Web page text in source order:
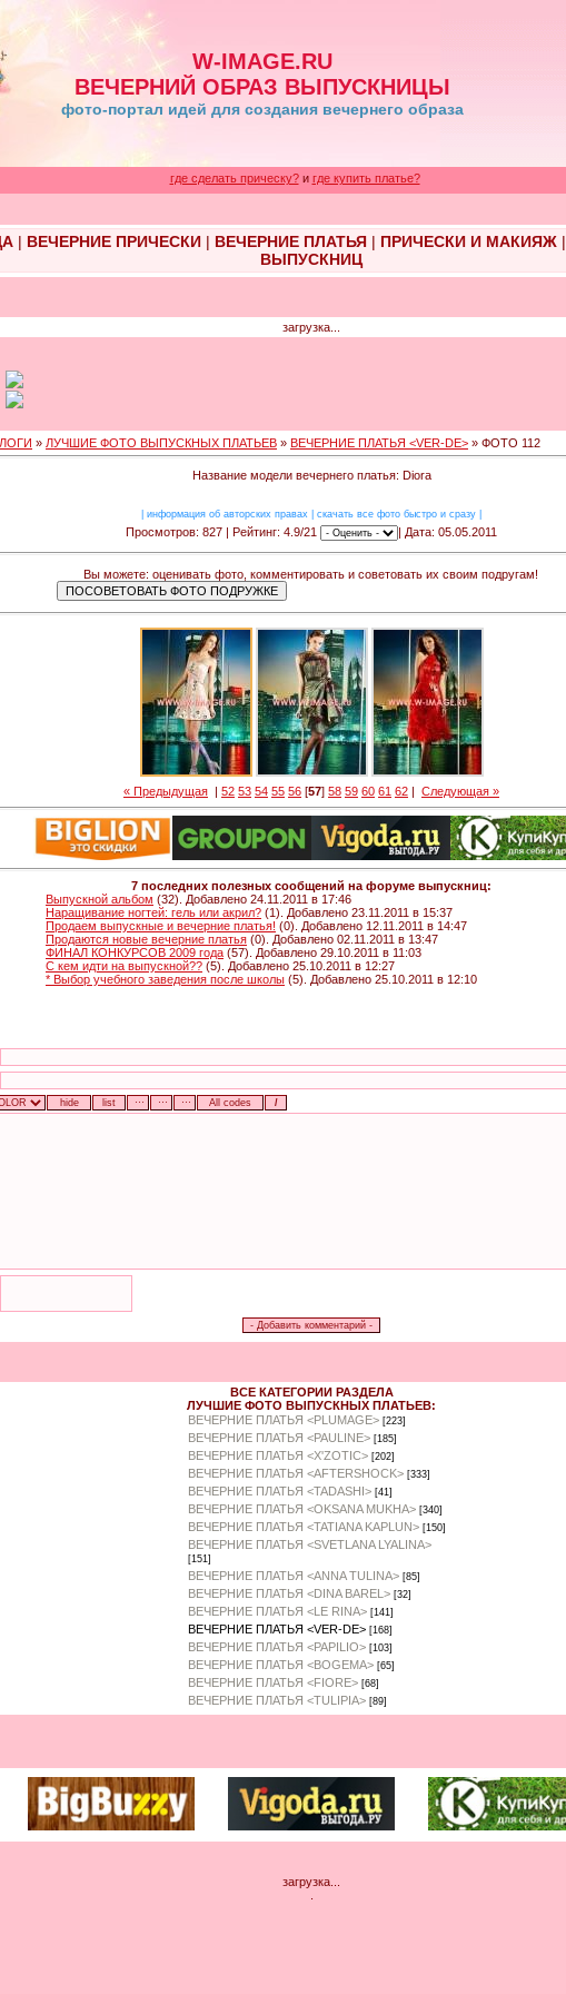
W-IMAGE.RU
ВЕЧЕРНИЙ ОБРАЗ ВЫПУСКНИЦЫ
фото-портал идей для создания вечернего образа
где сделать прическу?и где купить платье?
| ВЕЧЕРНИЕ ПРИЧЕСКИ| ВЕЧЕРНИЕ ПЛАТЬЯ| ПРИЧЕСКИ И МАКИЯЖ|
ВЫПУСКНИЦ
загрузка...
» ЛУЧШИЕ ФОТО ВЫПУСКНЫХ ПЛАТЬЕВ » ВЕЧЕРНИЕ ПЛАТЬЯ <VER-DE> » ФОТО 112
Название модели вечернего платья: Diora
информация об авторских правах скачать все фото быстро и сразу
Просмотров: 827 | Рейтинг: 4.9/21 | Дата: 05.05.2011
Вы можете: оценивать фото, комментировать и советовать их своим подругам!
« Предыдущая | 52 53 54 55 56 [57] 58 59 60 61 62 | Следующая »
7 последних полезных сообщений на форуме выпускниц:
Выпускной альбом (32). Добавлено 24.11.2011 в 17:46
Наращивание ногтей: гель или акрил? (1). Добавлено 23.11.2011 в 15:37
Продаем выпускные и вечерние платья! (0). Добавлено 12.11.2011 в 14:47
Продаются новые вечерние платья (0). Добавлено 02.11.2011 в 13:47
ФИНАЛ КОНКУРСОВ 2009 года (57). Добавлено 29.10.2011 в 11:03
С кем идти на выпускной?? (5). Добавлено 25.10.2011 в 12:27
* Выбор учебного заведения после школы (5). Добавлено 25.10.2011 в 12:10
ВСЕ КАТЕГОРИИ РАЗДЕЛА
ЛУЧШИЕ ФОТО ВЫПУСКНЫХ ПЛАТЬЕВ:
ВЕЧЕРНИЕ ПЛАТЬЯ <PLUMAGE> [223]
ВЕЧЕРНИЕ ПЛАТЬЯ <PAULINE> [185]
ВЕЧЕРНИЕ ПЛАТЬЯ <X'ZOTIC> [202]
ВЕЧЕРНИЕ ПЛАТЬЯ <AFTERSHOCK> [333]
ВЕЧЕРНИЕ ПЛАТЬЯ <TADASHI> [41]
ВЕЧЕРНИЕ ПЛАТЬЯ <OKSANA MUKHA> [340]
ВЕЧЕРНИЕ ПЛАТЬЯ <TATIANA KAPLUN> [150]
ВЕЧЕРНИЕ ПЛАТЬЯ <SVETLANA LYALINA>
[151]
ВЕЧЕРНИЕ ПЛАТЬЯ <ANNA TULINA> [85]
ВЕЧЕРНИЕ ПЛАТЬЯ <DINA BAREL> [32]
ВЕЧЕРНИЕ ПЛАТЬЯ <LE RINA> [141]
ВЕЧЕРНИЕ ПЛАТЬЯ <VER-DE> [168]
ВЕЧЕРНИЕ ПЛАТЬЯ <PAPILIO> [103]
ВЕЧЕРНИЕ ПЛАТЬЯ <BOGEMA> [65]
ВЕЧЕРНИЕ ПЛАТЬЯ <FIORE> [68]
ВЕЧЕРНИЕ ПЛАТЬЯ <TULIPIA> [89]
загрузка...